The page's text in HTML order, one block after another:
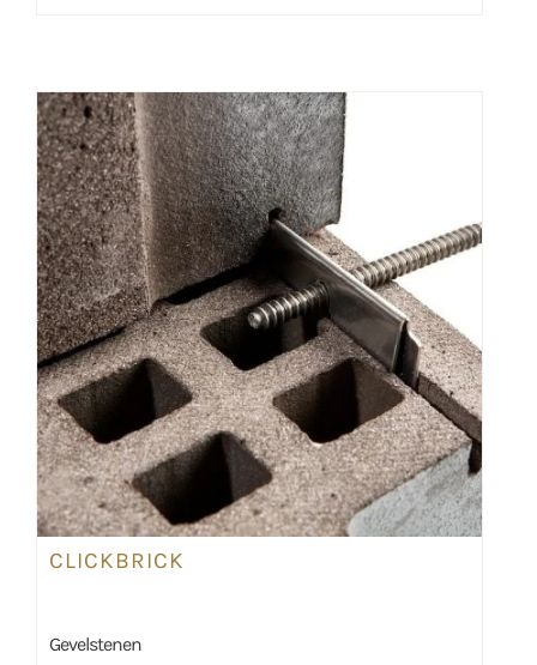
CLICKBRICK
Gevelstenen